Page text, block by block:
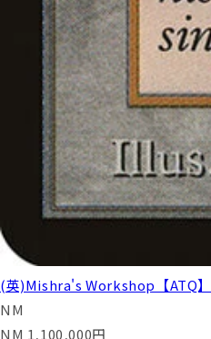
(英)Mishra's Workshop【ATQ
NM
NM 1,100,000円